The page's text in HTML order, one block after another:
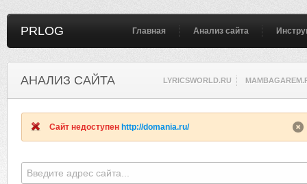
PRLOG Главная Анализ сайта
АНАЛИЗ САЙТА LYRICSWORLD.RU
Сайт недоступен http://domania.ru/